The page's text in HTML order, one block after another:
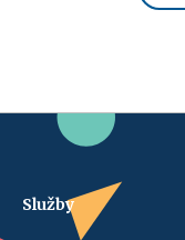
Služby